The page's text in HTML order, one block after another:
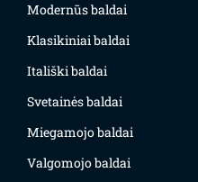
Modernūs baldai
Klasikiniai baldai
Itališki baldai
Svetainės baldai
Miegamojo baldai
Valgomojo baldai